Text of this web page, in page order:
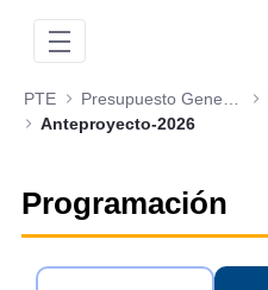
PTE
Anteproyecto-2026
Programación